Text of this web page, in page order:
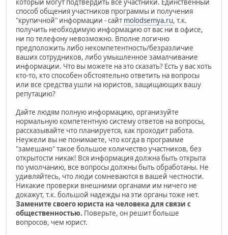
который могут подтвердить все участники. Единственный
способ общения участников программы и получения
"крупичной" информации - сайт molodsemya.ru, т.к.
получить необходимую информацию от вас ни в офисе,
ни по телефону невозможно. Вполне логично
предположить либо некомпетентность/безразличие
ваших сотрудников, либо умышленное замалчивание
информации. Что вы можете на это сказать? Есть у вас хоть
кто-то, кто способен обстоятельно ответить на вопросы
или все средства ушли на юристов, защищающих вашу
репутацию?
Дайте людям полную информацию, организуйте
нормальную компетентную систему ответов на вопросы,
рассказывайте что планируется, как проходит работа.
Неужели вы не понимаете, что когда в программе
"замешано" такое большое количество участников, без
открытости никак! Вся информация должна быть открыта
по умолчанию, все вопросы должны быть обработаны. Не
удивляйтесь, что люди сомневаются в вашей честности.
Никакие проверки внешними органами им ничего не
докажут, т.к. большой надежды на эти органы тоже нет.
Замените своего юриста на человека для связи с
общественностью. Поверьте, он решит больше
вопросов, чем юрист.